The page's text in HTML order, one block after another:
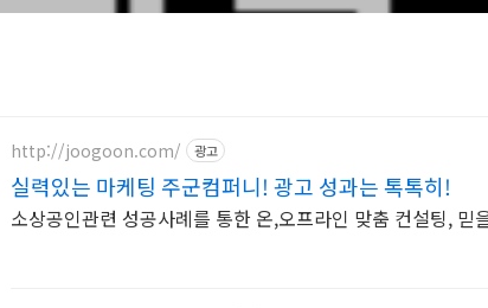
http://joogoon.com/ 광고
실력있는 마케팅 주군컴퍼니! 광고 성과는 톡톡히!
소상공인관련 성공사례를 통한 온,오프라인 맞춤 컨설팅, 믿